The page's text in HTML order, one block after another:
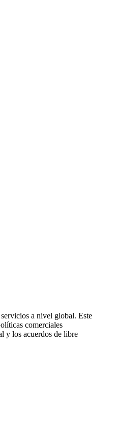
a nivel global. Este
comerciales
y los acuerdos de libre